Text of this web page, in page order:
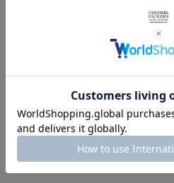
開口27cm、3cmマチの5コイルファスナー
▪︎ インナーポケット
背面側に幅25.5cm × 深さ28.5cmの仕切り